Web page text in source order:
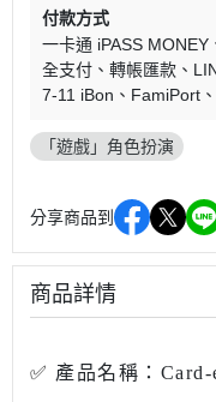
付款方式
一卡通 iPASS MONEY
全支付
轉帳匯款
7-11 iBon
FamiPort
「遊戲」角色扮演
分享商品到
商品詳情
✅ 產品名稱：